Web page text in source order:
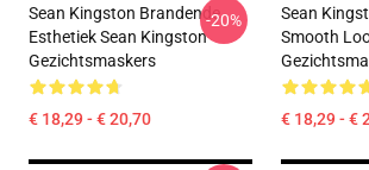
Sean Kingston Brandende
Esthetiek Sean Kingston
Gezichtsmaskers
€ 18,29 - € 20,70
-20%
Sean
Smooth
€ 18,29 - €